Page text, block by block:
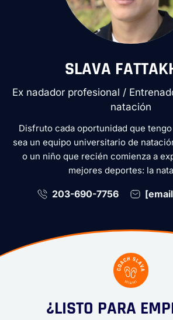
SLAVA
Ex nadador profesional /
natación
Disfruto cada oportunidad que
sea un equipo universitario de
o un niño que recién comienza a
mejores deportes: la
203-690-7756
¿LISTO PARA